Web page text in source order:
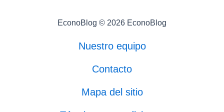
EconoBlog © 2026 EconoBlog
Nuestro equipo
Contacto
Mapa del sitio